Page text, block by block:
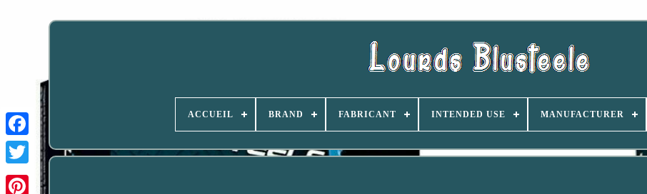
ACCUEIL BRAND FABRICANT INTENDED USE MANUFACTURER